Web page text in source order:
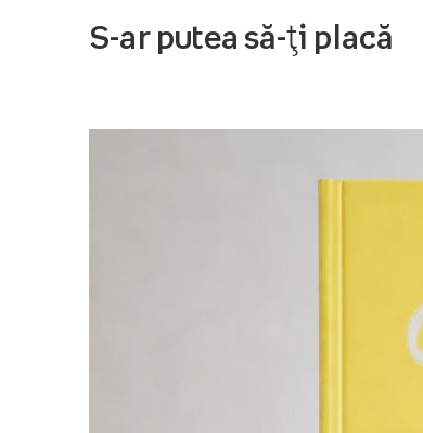
S-ar putea să-ți placă